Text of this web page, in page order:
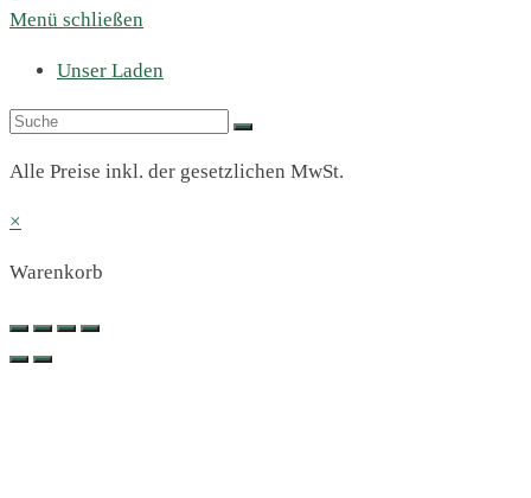
Menü schließen
Unser Laden
Alle Preise inkl. der gesetzlichen MwSt.
×
Warenkorb